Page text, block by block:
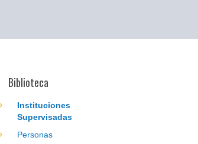
Biblioteca
Instituciones
Supervisadas
Personas